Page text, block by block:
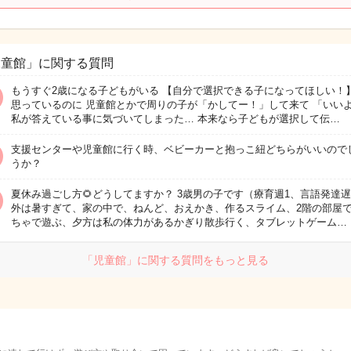
館」に関する質問
もうすぐ2歳になる子どもがいる 【自分で選択できる子になってほしい！
思っているのに 児童館とかで周りの子が「かしてー！」して来て 「いい
私が答えている事に気づいてしまった… 本来なら子どもが選択して伝…
支援センターや児童館に行く時、ベビーカーと抱っこ紐どちらがいいので
うか？
夏休み過ごし方🌻どうしてますか？ 3歳男の子です（療育週1、言語発達遅
外は暑すぎて、家の中で、ねんど、おえかき、作るスライム、2階の部屋
ちゃで遊ぶ、夕方は私の体力があるかぎり散歩行く、タブレットゲーム…
「児童館」に関する質問をもっと見る